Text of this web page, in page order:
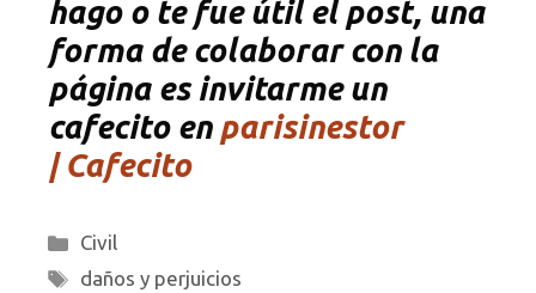
hago o te fue útil el post, una
forma de colaborar con la
página es invitarme un
cafecito en parisinestor
| Cafecito
Categorías
Civil
Etiquetas
daños y perjuicios